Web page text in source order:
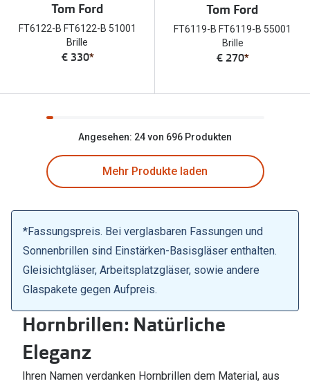
Tom Ford
FT6122-B FT6122-B 51001
Brille
€ 330*
Tom Ford
FT6119-B FT6119-B 55001
Brille
€ 270*
Angesehen: 24 von 696 Produkten
Mehr Produkte laden
*Fassungspreis. Bei verglasbaren Fassungen und
Sonnenbrillen sind Einstärken-Basisgläser enthalten.
Gleisichtgläser, Arbeitsplatzgläser, sowie andere
Glaspakete gegen Aufpreis.
Hornbrillen: Natürliche
Eleganz
Ihren Namen verdanken Hornbrillen dem Material, aus